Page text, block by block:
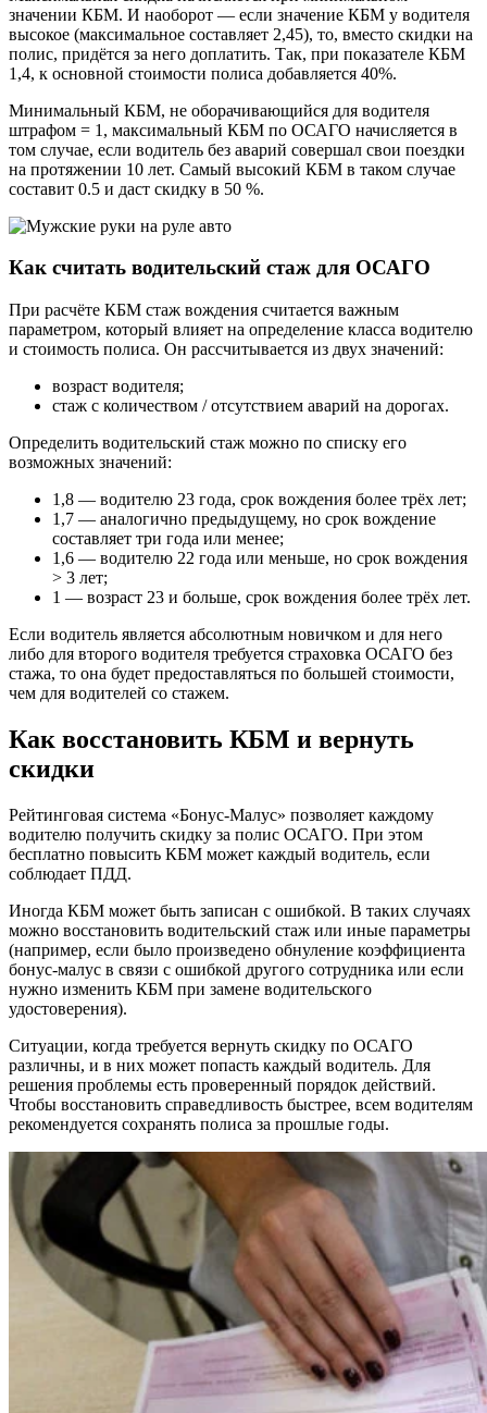
значении КБМ. И наоборот — если значение КБМ у водителя
высокое (максимальное составляет 2,45), то, вместо скидки на
полис, придётся за него доплатить. Так, при показателе КБМ
1,4, к основной стоимости полиса добавляется 40%.
Минимальный КБМ, не оборачивающийся для водителя
штрафом = 1, максимальный КБМ по ОСАГО начисляется в
том случае, если водитель без аварий совершал свои поездки
на протяжении 10 лет. Самый высокий КБМ в таком случае
составит 0.5 и даст скидку в 50 %.
Как считать водительский стаж для ОСАГО
При расчёте КБМ стаж вождения считается важным
параметром, который влияет на определение класса водителю
и стоимость полиса. Он рассчитывается из двух значений:
возраст водителя;
стаж с количеством / отсутствием аварий на дорогах.
Определить водительский стаж можно по списку его
возможных значений:
1,8 — водителю 23 года, срок вождения более трёх лет;
1,7 — аналогично предыдущему, но срок вождение
составляет три года или менее;
1,6 — водителю 22 года или меньше, но срок вождения
> 3 лет;
1 — возраст 23 и больше, срок вождения более трёх лет.
Если водитель является абсолютным новичком и для него
либо для второго водителя требуется страховка ОСАГО без
стажа, то она будет предоставляться по большей стоимости,
чем для водителей со стажем.
Как восстановить КБМ и вернуть
скидки
Рейтинговая система «Бонус-Малус» позволяет каждому
водителю получить скидку за полис ОСАГО. При этом
бесплатно повысить КБМ может каждый водитель, если
соблюдает ПДД.
Иногда КБМ может быть записан с ошибкой. В таких случаях
можно восстановить водительский стаж или иные параметры
(например, если было произведено обнуление коэффициента
бонус-малус в связи с ошибкой другого сотрудника или если
нужно изменить КБМ при замене водительского
удостоверения).
Ситуации, когда требуется вернуть скидку по ОСАГО
различны, и в них может попасть каждый водитель. Для
решения проблемы есть проверенный порядок действий.
Чтобы восстановить справедливость быстрее, всем водителям
рекомендуется сохранять полиса за прошлые годы.